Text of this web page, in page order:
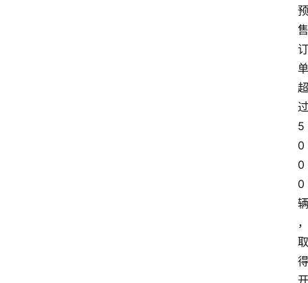
预
售
订
单
超
过
5
0
0
0
辆
，
取
得
开